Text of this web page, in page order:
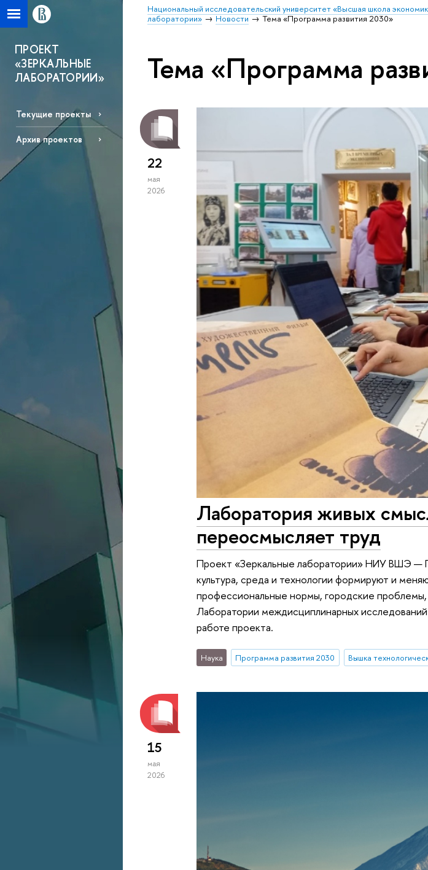
Национальный исследовательский университет «Высшая школа
лаборатории»
Новости Тема «Программа развития 2030»
ПРОЕКТ
«ЗЕРКАЛЬНЫЕ
ЛАБОРАТОРИИ»
Текущие проекты
Архив проектов
Тема «Программа
22
мая
2026
Лаборатория живых
переосмысляет труд
Проект «Зеркальные лаборатории» НИУ ВШЭ —
культура, среда и технологии формируют и
профессиональные нормы, городские
Лаборатории междисциплинарных
работе проекта.
Наука Программа развития 2030 Вышка
15
мая
2026